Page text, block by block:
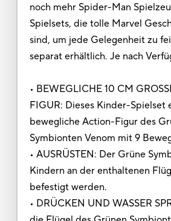
noch mehr Spider-Man
Spielsets, die tolle Marvel
sind, um jede Gelegenheit zu
separat erhältlich. Je nach
• BEWEGLICHE 10 CM
FIGUR: Dieses Kinder-Spielset
bewegliche Action-Figur des
Symbionten Venom mit 9
• AUSRÜSTEN: Der Grüne
Kindern an der enthaltenen
befestigt werden.
• DRÜCKEN UND WASSER